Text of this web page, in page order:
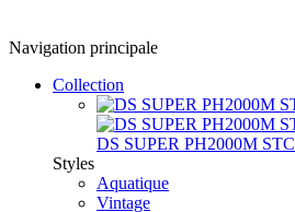
Navigation principale
Collection
DS SUPER PH2000M STC
Styles
Aquatique
Vintage